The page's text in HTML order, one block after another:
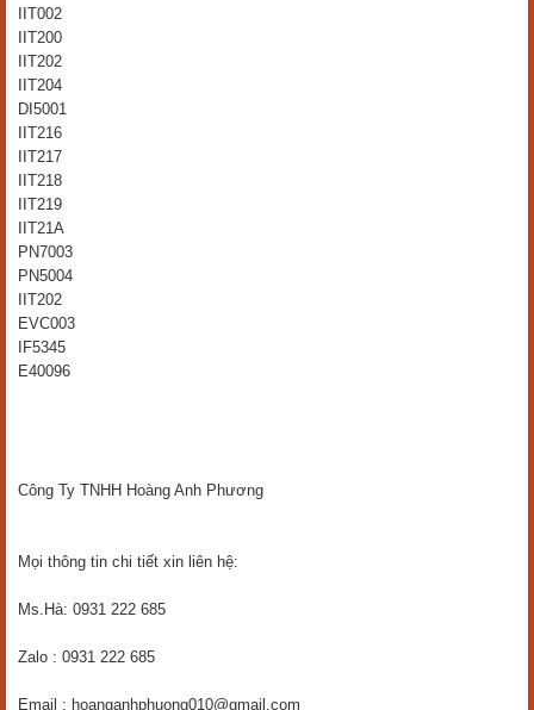
IIT002
IIT200
IIT202
IIT204
DI5001
IIT216
IIT217
IIT218
IIT219
IIT21A
PN7003
PN5004
IIT202
EVC003
IF5345
E40096
Công Ty TNHH Hoàng Anh Phương
Mọi thông tin chi tiết xin liên hệ:
Ms.Hà: 0931 222 685
Zalo : 0931 222 685
Email : hoanganhphuong010@gmail.com